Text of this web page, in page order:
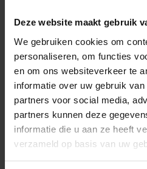
Deze website maakt gebruik
We gebruiken cookies om
personaliseren, om functies
en om ons websiteverkeer te
informatie over uw gebruik
partners voor social media,
partners kunnen deze
informatie die u aan ze heeft
verzameld op basis van uw
PhD en
Randstad
Ben jij als student op zoek
om je theoretische kennis in